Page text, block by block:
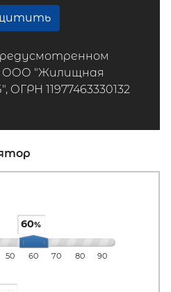
ООО "Жилищная
11977463330132